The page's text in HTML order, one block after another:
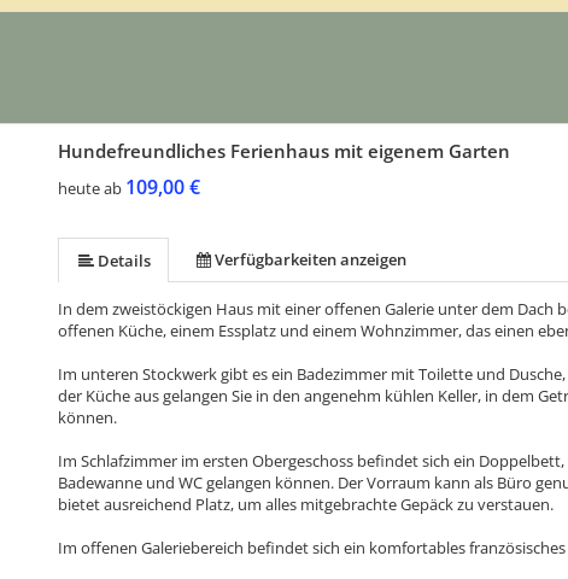
Hundefreundliches Ferienhaus mit eigenem Garten
heute ab 109,00 €
Details Verfügbarkeiten anzeigen
In dem zweistöckigen Haus mit einer offenen Galerie unter dem Dach
offenen Küche, einem Essplatz und einem Wohnzimmer, das einen
Im unteren Stockwerk gibt es ein Badezimmer mit Toilette und
der Küche aus gelangen Sie in den angenehm kühlen Keller, in dem
können.
Im Schlafzimmer im ersten Obergeschoss befindet sich ein
Badewanne und WC gelangen können. Der Vorraum kann als Büro
bietet ausreichend Platz, um alles mitgebrachte Gepäck zu verstauen.
Im offenen Galeriebereich befindet sich ein komfortables